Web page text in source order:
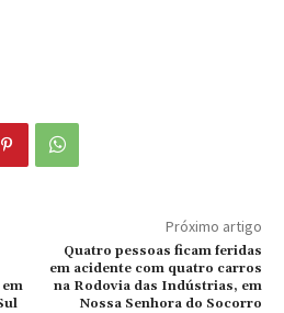
Próximo artigo
Quatro pessoas ficam feridas
em acidente com quatro carros
na Rodovia das Indústrias, em
Nossa Senhora do Socorro